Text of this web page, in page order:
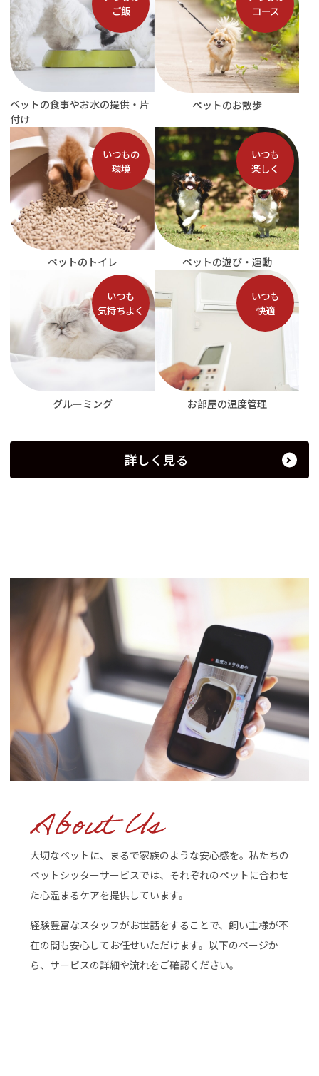
ご飯
ペットの食事やお水の提供・片
付け
コース
ペットのお散歩
いつもの
環境
ペットのトイレ
いつも
楽しく
ペットの遊び・運動
いつも
気持ちよく
グルーミング
いつも
快適
お部屋の温度管理
詳しく見る
大切なペットに、まるで家族のような安心感を。私たちの
ペットシッターサービスでは、それぞれのペットに合わせ
た心温まるケアを提供しています。
経験豊富なスタッフがお世話をすることで、飼い主様が不
在の間も安心してお任せいただけます。以下のページか
ら、サービスの詳細や流れをご確認ください。